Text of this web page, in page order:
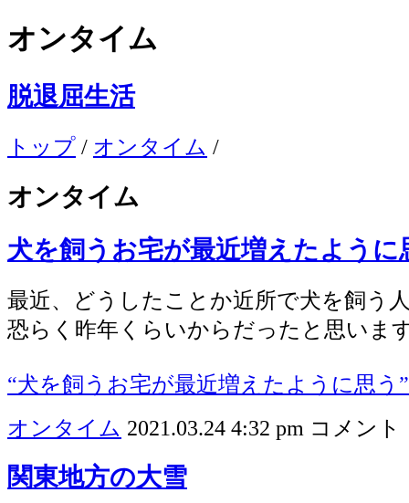
オンタイム
脱退屈生活
トップ / オンタイム /
オンタイム
犬を飼うお宅が最近増えたように
最近、どうしたことか近所で犬を飼う
恐らく昨年くらいからだったと思いま
“犬を飼うお宅が最近増えたように思う
オンタイム 2021.03.24 4:32 pm コメント
関東地方の大雪